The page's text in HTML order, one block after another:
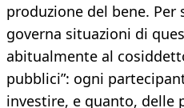
produzione del bene. Per
governa situazioni di
abitualmente al
pubblici”: ogni
investire, e quanto, delle